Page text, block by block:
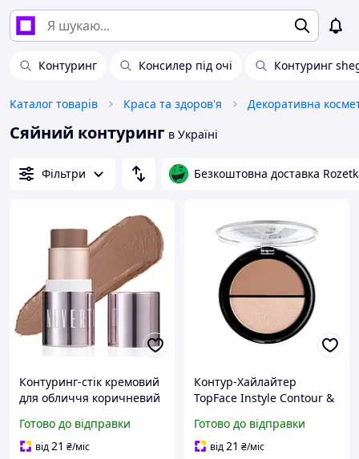
Контуринг Консилер під очі Контуринг
Каталог товарів Краса та здоров'я Декоративна
Сяйний контуринг в Україні
Фільтри Безкоштовна доставка
Контуринг-стік кремовий
для обличчя коричневий
Shaping Stick 5 г
Готово до відправки
від21 ₴/міс
Контур-Хайлайтер
TopFace Instyle Contour &
Готово до відправки
від21 ₴/міс